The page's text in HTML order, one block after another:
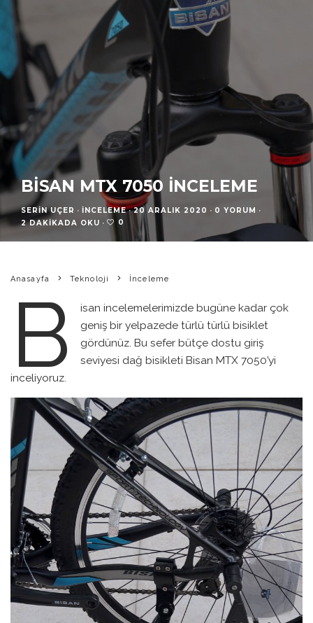
BISAN MTX 7050 İNCELEME
SERIN UÇER · İNCELEME · 20 ARALIK 2020 · 0 YORUM ·
2 DAKIKADA OKU · 0
Anasayfa Teknoloji İnceleme
B
isan incelemelerimizde bugüne kadar çok
geniş bir yelpazede türlü türlü bisiklet
gördünüz. Bu sefer bütçe dostu giriş
seviyesi dağ bisikleti Bisan MTX 7050’yi
inceliyoruz.